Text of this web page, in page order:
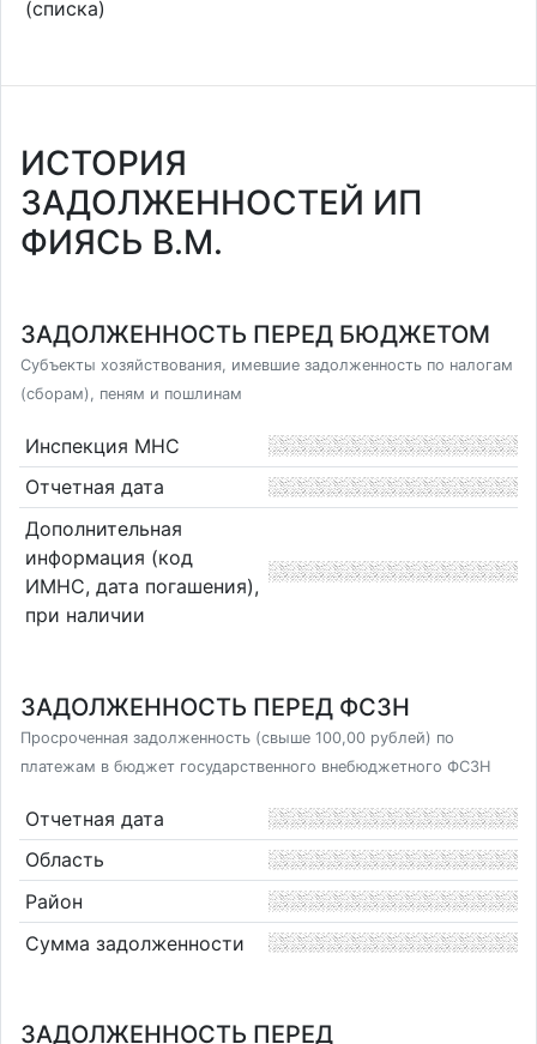
(списка)
ИСТОРИЯ
ЗАДОЛЖЕННОСТЕЙ ИП
ФИЯСЬ В.М.
ЗАДОЛЖЕННОСТЬ ПЕРЕД БЮДЖЕТОМ
Субъекты хозяйствования, имевшие задолженность по налогам
(сборам), пеням и пошлинам
Инспекция МНС
Отчетная дата
Дополнительная
информация (код
ИМНС, дата погашения),
при наличии
ЗАДОЛЖЕННОСТЬ ПЕРЕД ФСЗН
Просроченная задолженность (свыше 100,00 рублей) по
платежам в бюджет государственного внебюджетного ФСЗН
Отчетная дата
Область
Район
Сумма задолженности
ЗАДОЛЖЕННОСТЬ ПЕРЕД